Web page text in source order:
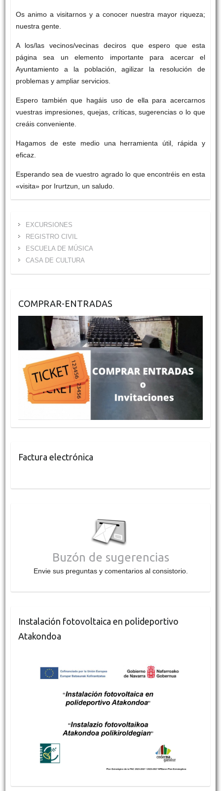
Os animo a visitarnos y a conocer nuestra mayor riqueza;
nuestra gente.
A los/las vecinos/vecinas deciros que espero que esta
página sea un elemento importante para acercar el
Ayuntamiento a la población, agilizar la resolución de
problemas y ampliar servicios.
Espero también que hagáis uso de ella para acercarnos
vuestras impresiones, quejas, críticas, sugerencias o lo que
creáis conveniente.
Hagamos de este medio una herramienta útil, rápida y
eficaz.
Esperando sea de vuestro agrado lo que encontréis en esta
«visita» por Irurtzun, un saludo.
EXCURSIONES
REGISTRO CIVIL
ESCUELA DE MÚSICA
CASA DE CULTURA
COMPRAR-ENTRADAS
Factura electrónica
Buzón de sugerencias
Envie sus preguntas y comentarios al consistorio.
Instalación fotovoltaica en polideportivo
Atakondoa